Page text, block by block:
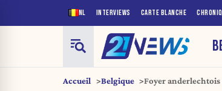
NL INTERVIEWS CARTE BLANCHE
Accueil Belgique
Foyer anderlechtois